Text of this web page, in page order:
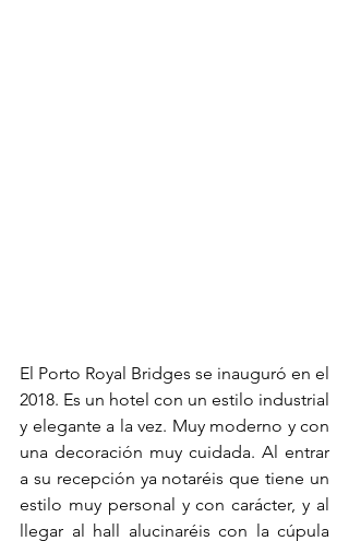
El Porto Royal Bridges se inauguró en el
2018. Es un hotel con un estilo industrial
y elegante a la vez. Muy moderno y con
una decoración muy cuidada. Al entrar
a su recepción ya notaréis que tiene un
estilo muy personal y con carácter, y al
llegar al hall alucinaréis con la cúpula